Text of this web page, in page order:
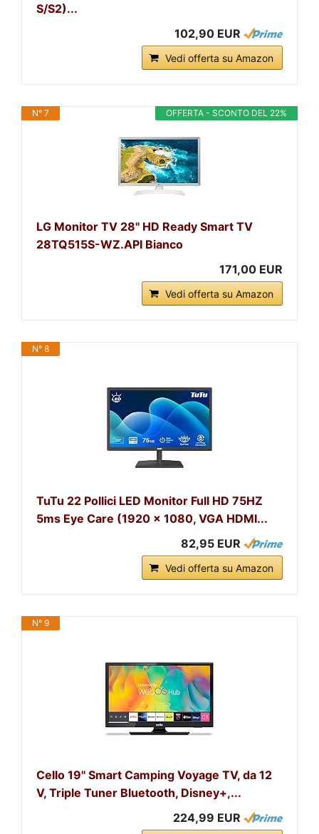
S/S2)...
102,90 EUR
Vedi offerta su Amazon
OFFERTA - SCONTO DEL 22%
N° 7
LG Monitor TV 28'' HD Ready Smart TV
28TQ515S-WZ.API Bianco
171,00 EUR
Vedi offerta su Amazon
N° 8
TuTu 22 Pollici LED Monitor Full HD 75HZ
5ms Eye Care (1920 x 1080, VGA HDMI...
82,95 EUR
Vedi offerta su Amazon
N° 9
Cello 19'' Smart Camping Voyage TV, da 12
V, Triple Tuner Bluetooth, Disney+,...
224,99 EUR